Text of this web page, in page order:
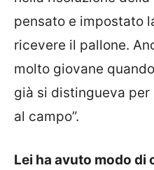
pensato e impostato
ricevere il pallone.
molto giovane
già si distingueva per
al campo”.
Lei ha avuto modo di